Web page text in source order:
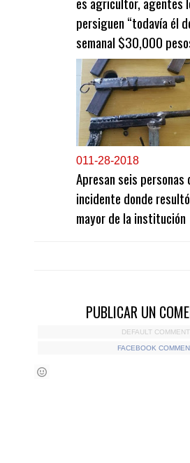
persiguen “todavía él
semanal $30,000
011-28-2018
Apresan seis personas
incidente donde
mayor de la institución
PUBLICAR UN
DEFAULT
FACEBOOK